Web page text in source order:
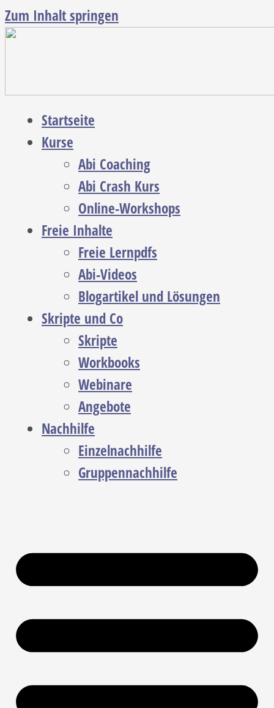
Zum Inhalt springen
Startseite
Kurse
Abi Coaching
Abi Crash Kurs
Online-Workshops
Freie Inhalte
Freie Lernpdfs
Abi-Videos
Blogartikel und Lösungen
Skripte und Co
Skripte
Workbooks
Webinare
Angebote
Nachhilfe
Einzelnachhilfe
Gruppennachhilfe